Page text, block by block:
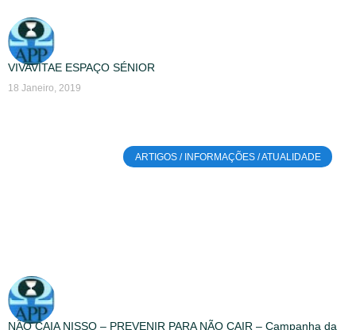
VIVAVITAE ESPAÇO SÉNIOR
18 Janeiro, 2019
ARTIGOS / INFORMAÇÕES / ATUALIDADE
NÃO CAIA NISSO – PREVENIR PARA NÃO CAIR – Campanha da